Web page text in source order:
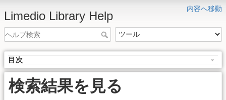
内容へ移動
Limedio Library Help
目次
検索結果を見る